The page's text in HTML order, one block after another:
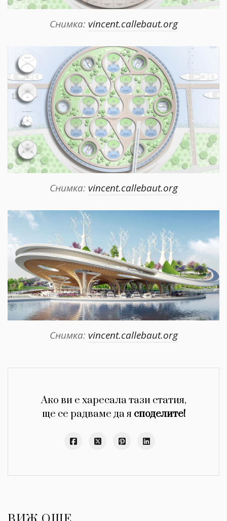
Снимка: vincent.callebaut.org
Снимка: vincent.callebaut.org
Снимка: vincent.callebaut.org
Ако ви е харесала тази статия,
ще се радваме да я споделите!